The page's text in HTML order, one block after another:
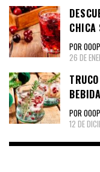
CHICA
POR
26 DE
POR
12 DE